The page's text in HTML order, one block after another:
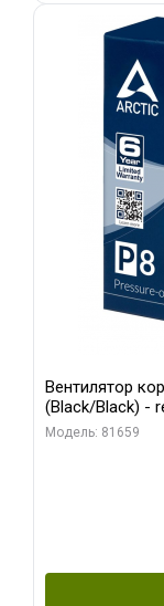
Вентилятор
(Black/Black) -
Модель: 81659